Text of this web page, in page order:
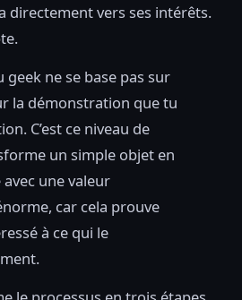
directement vers ses intérêts.
geek ne se base pas sur
la démonstration que tu
C’est ce niveau de
un simple objet en
une valeur
car cela prouve
à ce qui le